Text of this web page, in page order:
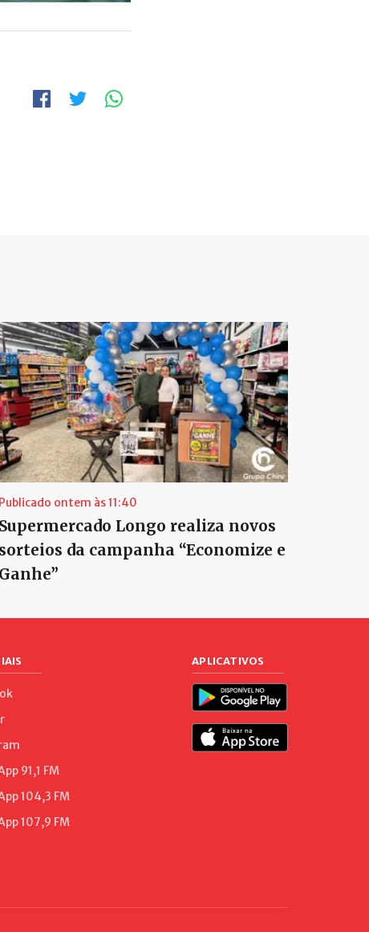
Publicado ontem às 11:40
Supermercado Longo realiza novos
sorteios da campanha “Economize e
Ganhe”
91,1 FM
104,3 FM
107,9 FM
APLICATIVOS